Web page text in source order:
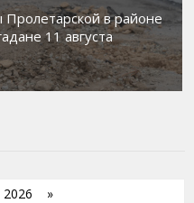
в районе
11 августа
2026 »